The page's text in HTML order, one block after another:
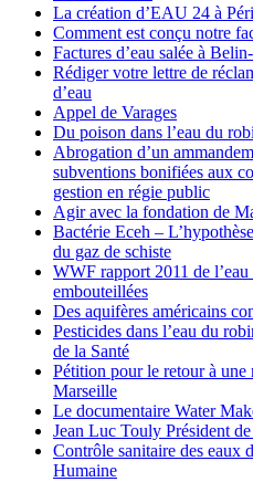
La création d’EAU 24 à
Comment est conçu notre
Factures d’eau salée à
Rédiger votre lettre de
d’eau
Appel de Varages
Du poison dans l’eau du
Abrogation d’un
subventions bonifiées aux
gestion en régie public
Agir avec la fondation de
Bactérie Eceh –
du gaz de schiste
WWF rapport 2011 de
embouteillées
Des aquifères américains
Pesticides dans l’eau du
de la Santé
Pétition pour le retour à une
Marseille
Le documentaire Water
Jean Luc Touly Président
Contrôle sanitaire des eaux
Humaine